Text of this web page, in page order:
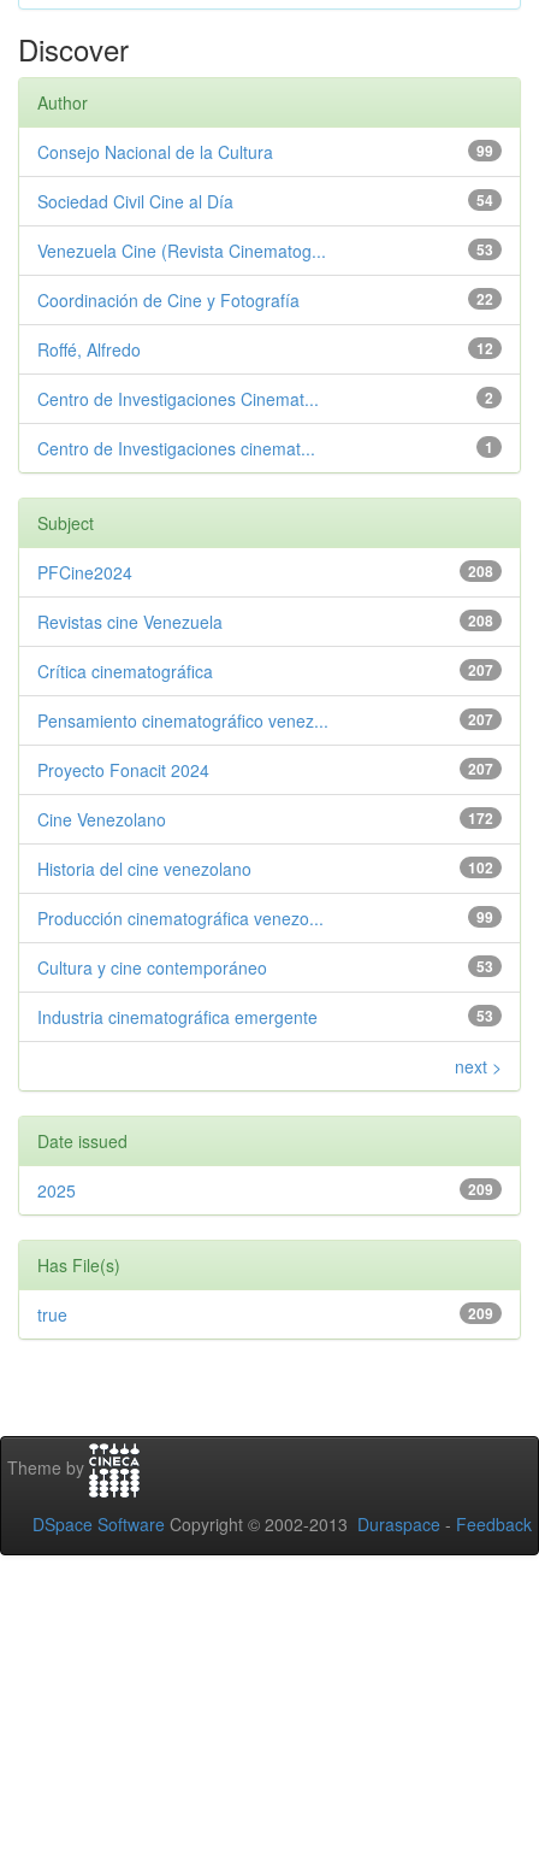
Discover
Author
99
Consejo Nacional de la Cultura
54
Sociedad Civil Cine al Día
53
Venezuela Cine (Revista Cinematog...
22
Coordinación de Cine y Fotografía
12
Roffé, Alfredo
2
Centro de Investigaciones Cinemat...
1
Centro de Investigaciones cinemat...
Subject
208
PFCine2024
208
Revistas cine Venezuela
207
Crítica cinematográfica
207
Pensamiento cinematográfico venez...
207
Proyecto Fonacit 2024
172
Cine Venezolano
102
Historia del cine venezolano
99
Producción cinematográfica venezo...
53
Cultura y cine contemporáneo
53
Industria cinematográfica emergente
next >
Date issued
209
2025
Has File(s)
209
true
Theme by
DSpace Software Copyright © 2002-2013 Duraspace - Feedback